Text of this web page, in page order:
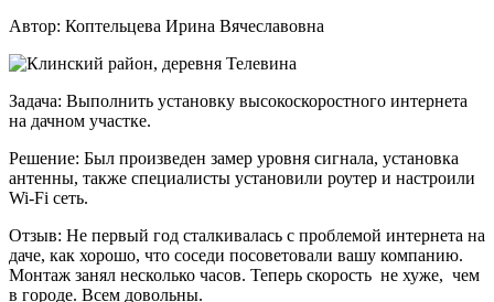
Автор: Коптельцева Ирина Вячеславовна
Задача: Выполнить установку высокоскоростного интернета
на дачном участке.
Решение: Был произведен замер уровня сигнала, установка
антенны, также специалисты установили роутер и настроили
Wi-Fi сеть.
Отзыв: Не первый год сталкивалась с проблемой интернета на
даче, как хорошо, что соседи посоветовали вашу компанию.
Монтаж занял несколько часов. Теперь скорость не хуже, чем
в городе. Всем довольны.